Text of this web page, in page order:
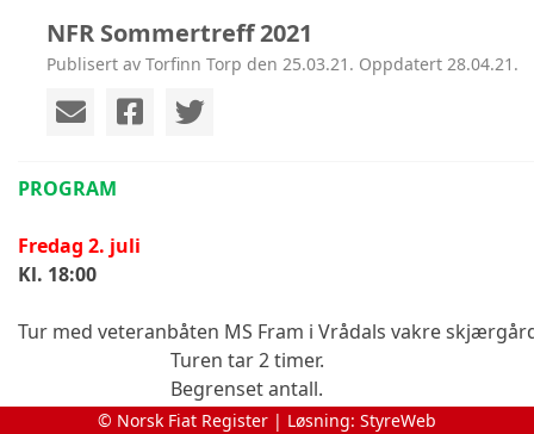
NFR Sommertreff 2021
Publisert av Torfinn Torp den 25.03.21. Oppdatert 28.04.21.
PROGRAM
Fredag 2. juli
Kl. 18:00
Tur med veteranbåten MS Fram i Vrådals vakre
Turen tar 2 timer.
Begrenset antall.
Pris kr 100,- pr. stk.
© Norsk Fiat Register | Løsning: StyreWeb